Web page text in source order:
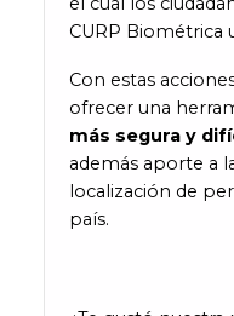
CURP Biométrica
Con estas
ofrecer una
más segura y
además aporte a
localización de
país.